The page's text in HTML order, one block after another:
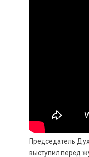
Председатель
выступил перед